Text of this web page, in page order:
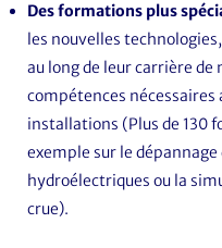
Des formations plus
les nouvelles
au long de leur carrière
compétences
installations (Plus de 130
exemple sur le
hydroélectriques ou la
crue).